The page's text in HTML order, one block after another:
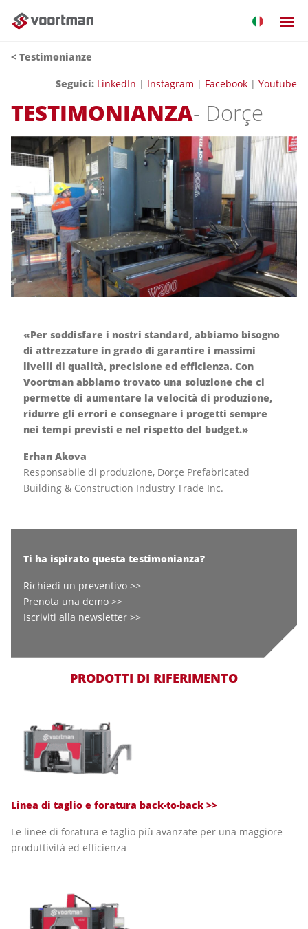
< Testimonianze
Seguici: LinkedIn | Instagram | Facebook | Youtube
TESTIMONIANZA- Dorçe
«Per soddisfare i nostri standard, abbiamo bisogno
di attrezzature in grado di garantire i massimi
livelli di qualità, precisione ed efficienza. Con
Voortman abbiamo trovato una soluzione che ci
permette di aumentare la velocità di produzione,
ridurre gli errori e consegnare i progetti sempre
nei tempi previsti e nel rispetto del budget.»
Erhan Akova
Responsabile di produzione, Dorçe Prefabricated
Building & Construction Industry Trade Inc.
Ti ha ispirato questa testimonianza?
Richiedi un preventivo >>
Prenota una demo >>
Iscriviti alla newsletter >>
PRODOTTI DI RIFERIMENTO
Linea di taglio e foratura back-to-back >>
Le linee di foratura e taglio più avanzate per una maggiore
produttività ed efficienza